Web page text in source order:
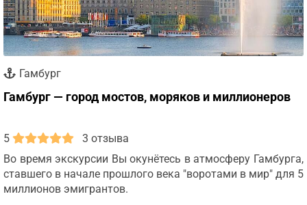
Гамбург
Гамбург — город мостов, моряков и миллионеров
5
3 отзыва
Во время экскурсии Вы окунётесь в атмосферу Гамбурга,
ставшего в начале прошлого века "воротами в мир" для 5
миллионов эмигрантов.